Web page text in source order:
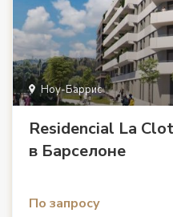
Ноу-Баррис
Residencial La
в Барселоне
По запросу